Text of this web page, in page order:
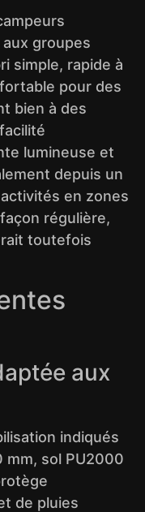
groupes
simple, rapide à
pour des
bien à des
lumineuse et
depuis un
en zones
régulière,
toutefois
aux
indiqués
mm, sol PU2000
de pluies